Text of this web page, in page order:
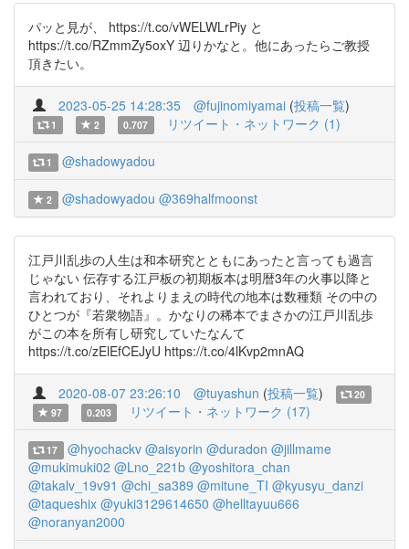
パッと見が、 https://t.co/vWELWLrPiy と
https://t.co/RZmmZy5oxY 辺りかなと。他にあったらご教授
頂きたい。
2023-05-25 14:28:35 @fujinomiyamai (投稿一覧)
1 2 0.707 リツイート・ネットワーク (1)
1 @shadowyadou
2 @shadowyadou @369halfmoonst
江戸川乱歩の人生は和本研究とともにあったと言っても過言
じゃない 伝存する江戸板の初期板本は明暦3年の火事以降と
言われており、それよりまえの時代の地本は数種類 その中の
ひとつが『若衆物語』。かなりの稀本でまさかの江戸川乱歩
がこの本を所有し研究していたなんて
https://t.co/zElEfCEJyU https://t.co/4lKvp2mnAQ
2020-08-07 23:26:10 @tuyashun (投稿一覧)
20
97
0.203 リツイート・ネットワーク (17)
17 @hyochackv @aisyorin @duradon @jillmame
@mukimuki02 @Lno_221b @yoshitora_chan
@takalv_19v91 @chi_sa389 @mitune_TI @kyusyu_danzi
@taqueshix @yuki3129614650 @helltayuu666
@noranyan2000